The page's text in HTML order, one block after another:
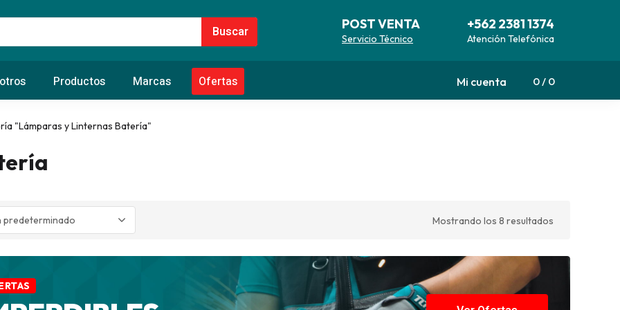
POST VENTA
Servicio Técnico
+562 2381 1374
Atención Telefónica
0 0
Mi cuenta
Productos Marcas Ofertas
"Lámparas y Linternas Batería"
Mostrando los 8 resultados